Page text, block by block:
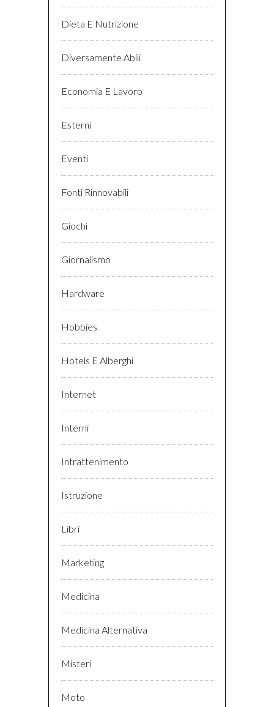
Dieta E Nutrizione
Diversamente Abili
Economia E Lavoro
Esterni
Eventi
Fonti Rinnovabili
Giochi
Giornalismo
Hardware
Hobbies
Hotels E Alberghi
Internet
Interni
Intrattenimento
Istruzione
Libri
Marketing
Medicina
Medicina Alternativa
Misteri
Moto